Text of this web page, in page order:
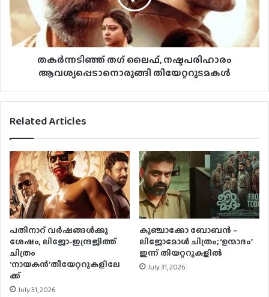
തകർന്നടിഞ്ഞ് തഗ് ലൈഫ്, നഷ്ടപരിഹാരം
ആവശ്യപ്പെടാനൊരുങ്ങി തിയേറ്ററുടമകൾ
Related Articles
പതിനാറ് വര്‍ഷങ്ങള്‍ക്കു
ശേഷം, ലിജോ-ഇന്ദ്രജിത്ത്
ചിത്രം
‘നായകന്‍’തീയേറ്ററുകളിലേ
ക്ക്
July 31, 2026
കുഞ്ചാക്കോ ബോബന്‍ –
ലിജോമോള്‍ ചിത്രം; ‘ഉന്മാദം’
ഇന്ന് തിയറ്ററുകളില്‍
July 31, 2026